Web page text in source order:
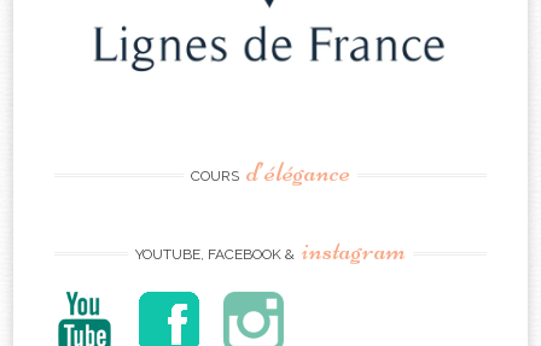
COURS d’élégance
YOUTUBE, FACEBOOK & instagram